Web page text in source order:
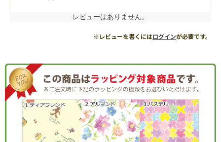
レビューはありません。
※レビューを書くにはログインが必要です。